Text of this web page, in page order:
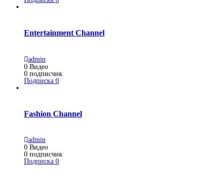
Entertainment Channel
admin
0 Видео
0 подписчик
Подписка 0
Fashion Channel
admin
0 Видео
0 подписчик
Подписка 0